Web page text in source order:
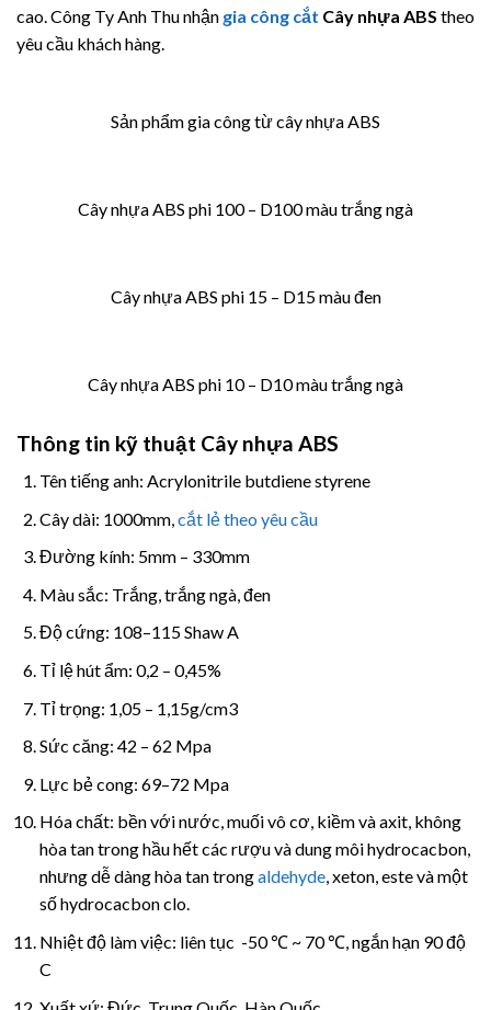
cao. Công Ty Anh Thu nhận gia công cắt Cây nhựa ABS theo
yêu cầu khách hàng.
Sản phẩm gia công từ cây nhựa ABS
Cây nhựa ABS phi 100 – D100 màu trắng ngà
Cây nhựa ABS phi 15 – D15 màu đen
Cây nhựa ABS phi 10 – D10 màu trắng ngà
Thông tin kỹ thuật Cây nhựa ABS
Tên tiếng anh: Acrylonitrile butdiene styrene
Cây dài: 1000mm, cắt lẻ theo yêu cầu
Đường kính: 5mm – 330mm
Màu sắc: Trắng, trắng ngà, đen
Độ cứng: 108–115 Shaw A
Tỉ lệ hút ẩm: 0,2 – 0,45%
Tỉ trọng: 1,05 – 1,15g/cm3
Sức căng: 42 – 62 Mpa
Lực bẻ cong: 69–72 Mpa
Hóa chất: bền với nước, muối vô cơ, kiềm và axit, không
hòa tan trong hầu hết các rượu và dung môi hydrocacbon,
nhưng dễ dàng hòa tan trongaldehyde, xeton, este và một
số hydrocacbon clo.
Nhiệt độ làm việc: liên tục -50 ℃ ~ 70 ℃, ngắn hạn 90 độ
C